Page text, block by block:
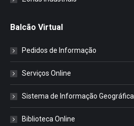
Balcão Virtual
Pedidos de Informação
Serviços Online
Sistema de Informação Geográfica
Biblioteca Online